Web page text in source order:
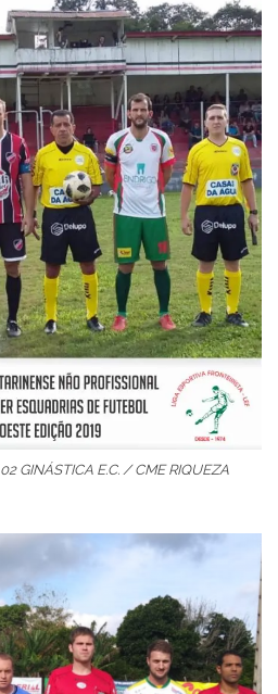
GINÁSTICA E.C. / CME RIQUEZA